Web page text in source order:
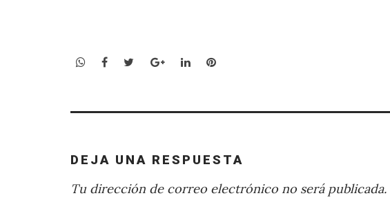
WhatsApp
Facebook
TwitterGoogle+LinkedInPinterest
DEJA UNA RESPUESTA
Tu dirección de correo electrónico no será publicada.